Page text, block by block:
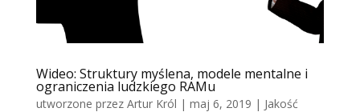
Wideo: Struktury myślena, modele mentalne i
ograniczenia ludzkiego RAMu
utworzone przez Artur Król | maj 6, 2019 | Jakość